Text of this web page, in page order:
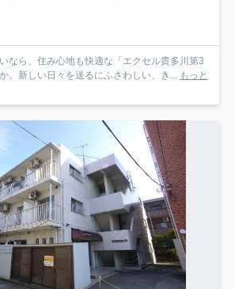
なら、住み心地も快適な「エクセル貴多川第3
。新しい日々を送るにふさわしい、き... もっと